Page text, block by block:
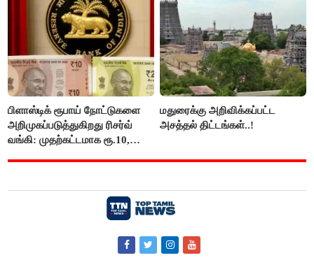
பிளாஸ்டிக் ரூபாய் நோட்டுகளை
அறிமுகப்படுத்துகிறது ரிசர்வ்
வங்கி: முதற்கட்டமாக ரூ.10,
மதுரைக்கு அறிவிக்கப்பட்ட
அசத்தல் திட்டங்கள்..!